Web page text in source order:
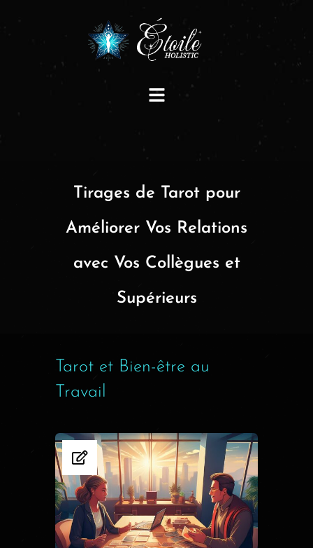
Tirages de Tarot pour
Améliorer Vos Relations
avec Vos Collègues et
Supérieurs
Tarot et Bien-être au
Travail